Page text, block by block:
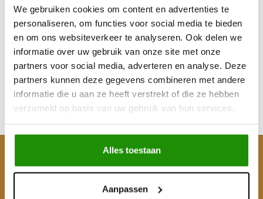
We gebruiken cookies om content en advertenties te
personaliseren, om functies voor social media te bieden
en om ons websiteverkeer te analyseren. Ook delen we
informatie over uw gebruik van onze site met onze
partners voor social media, adverteren en analyse. Deze
partners kunnen deze gegevens combineren met andere
informatie die u aan ze heeft verstrekt of die ze hebben
verzameld op basis van uw gebruik van hun services.
Alles toestaan
Aanpassen
Sale
MUDTEC SRT 12S
Winch, 7.0HP, 5443 kg,
Synthetic Rope
€652,07 €587,60
Excl. btw
Incl. btw